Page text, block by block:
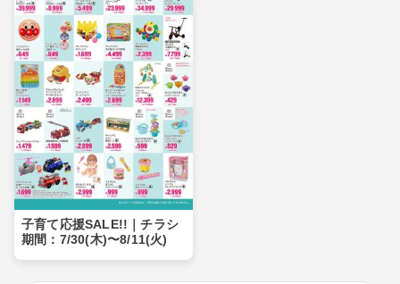
子育て応援SALE!!｜チラシ
期間：7/30(木)〜8/11(火)